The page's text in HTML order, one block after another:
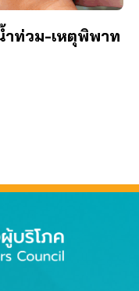
ำท่วม-เหตุพิพาท